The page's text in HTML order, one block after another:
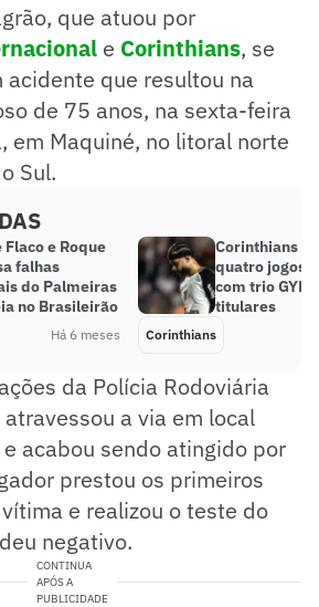
que atuou por
e Corinthians, se
acidente que resultou na
de 75 anos, na sexta-feira
em Maquiné, no litoral norte
Sul.
e Roque
falhas
do Palmeiras
no Brasileirão
Há 6 meses
Corinthians
quatro jogos
com trio GYM
titulares
Corinthians
da Polícia Rodoviária
a via em local
acabou sendo atingido por
prestou os primeiros
e realizou o teste do
negativo.
CONTINUA
APÓS A
PUBLICIDADE